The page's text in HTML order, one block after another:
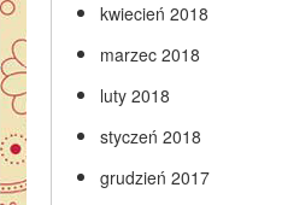
kwiecień 2018
marzec 2018
luty 2018
styczeń 2018
grudzień 2017